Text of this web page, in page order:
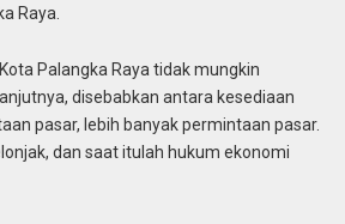
Raya.
Palangka Raya tidak mungkin
disebabkan antara kesediaan
pasar, lebih banyak permintaan pasar.
dan saat itulah hukum ekonomi